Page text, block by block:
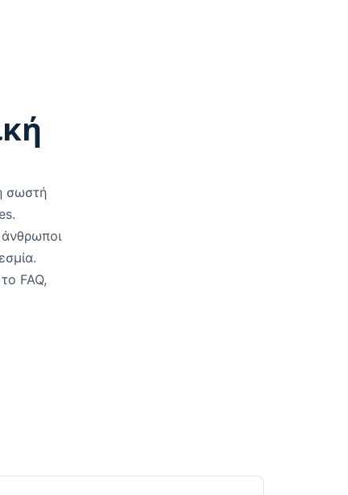
σωστή
FAQ,